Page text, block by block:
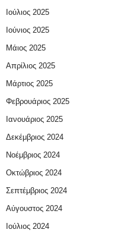
Ιούλιος 2025
Ιούνιος 2025
Μάιος 2025
Απρίλιος 2025
Μάρτιος 2025
Φεβρουάριος 2025
Ιανουάριος 2025
Δεκέμβριος 2024
Νοέμβριος 2024
Οκτώβριος 2024
Σεπτέμβριος 2024
Αύγουστος 2024
Ιούλιος 2024